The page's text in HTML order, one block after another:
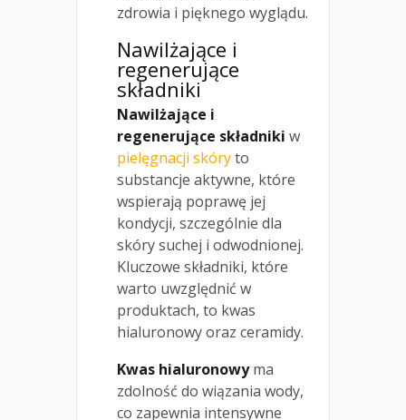
zdrowia i pięknego wyglądu.
Nawilżające i
regenerujące
składniki
Nawilżające i
regenerujące składniki w
pielęgnacji skóryto
substancje aktywne, które
wspierają poprawę jej
kondycji, szczególnie dla
skóry suchej i odwodnionej.
Kluczowe składniki, które
warto uwzględnić w
produktach, to kwas
hialuronowy oraz ceramidy.
Kwas hialuronowyma
zdolność do wiązania wody,
co zapewnia intensywne